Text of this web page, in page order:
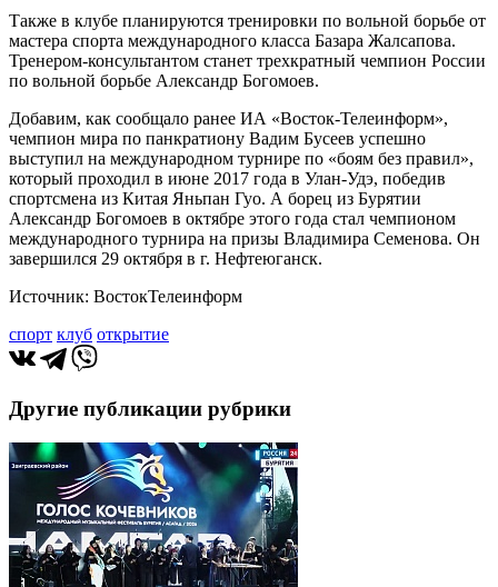
Также в клубе планируются тренировки по вольной борьбе от
мастера спорта международного класса Базара Жалсапова.
Тренером-консультантом станет трехкратный чемпион России
по вольной борьбе Александр Богомоев.
Добавим, как сообщало ранее ИА «Восток-Телеинформ»,
чемпион мира по панкратиону Вадим Бусеев успешно
выступил на международном турнире по «боям без правил»,
который проходил в июне 2017 года в Улан-Удэ, победив
спортсмена из Китая Яньпан Гуо. А борец из Бурятии
Александр Богомоев в октябре этого года стал чемпионом
международного турнира на призы Владимира Семенова. Он
завершился 29 октября в г. Нефтеюганск.
Источник: ВостокТелеинформ
спорт клуб открытие
Другие публикации рубрики